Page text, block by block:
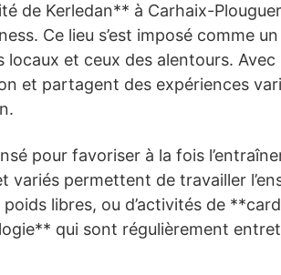
de Kerledan** à Carhaix-
Ce lieu s’est imposé comme
et ceux des alentours.
et partagent des expériences
pour favoriser à la fois
variés permettent de travailler
libres, ou d’activités de
qui sont régulièrement